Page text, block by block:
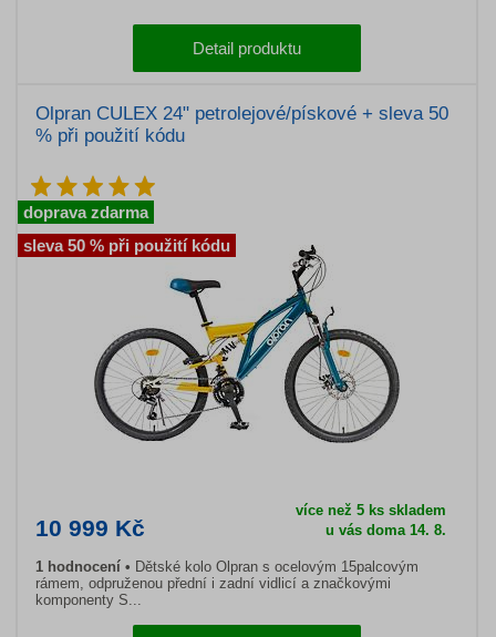
Detail produktu
Olpran CULEX 24" petrolejové/pískové + sleva 50
% při použití kódu
10 999 Kč
více než 5 ks skladem
u vás doma 14. 8.
1 hodnocení
Dětské kolo Olpran s ocelovým 15palcovým
rámem, odpruženou přední i zadní vidlicí a značkovými
komponenty S...
doprava zdarma
sleva 50 % při použití kódu